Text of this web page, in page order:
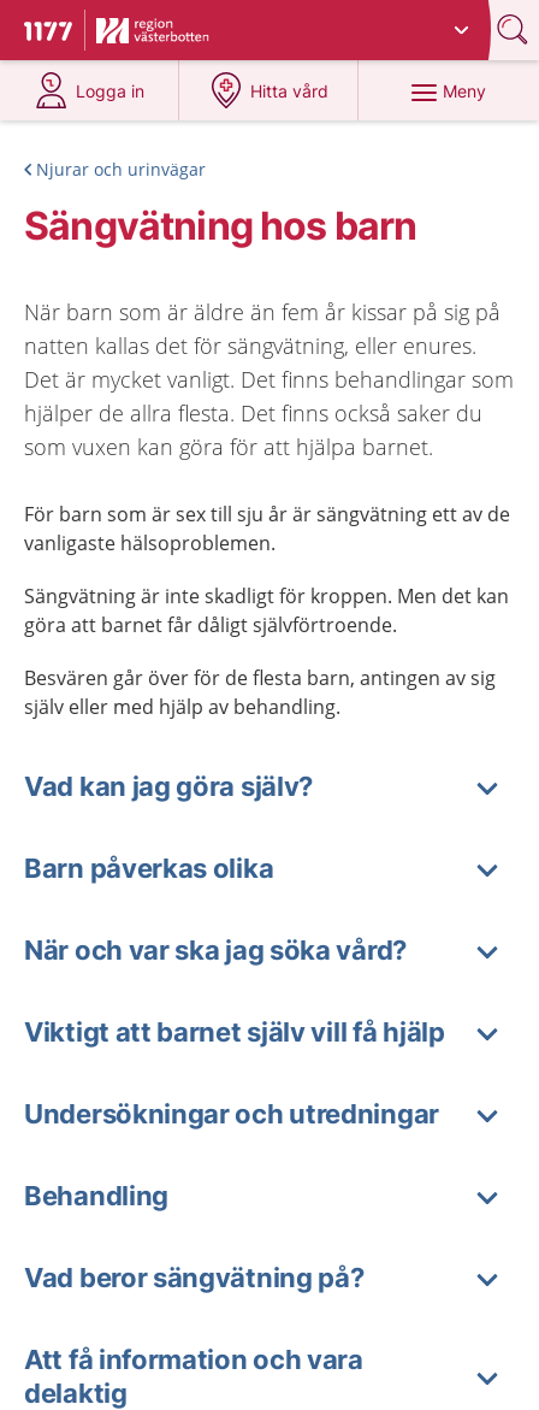
Till startsidan för 1177
Du har valt region
Logga in
på 1177.se
Hitta vård
på 1177.se
Meny
Njurar och urinvägar
Sängvätning hos barn
När barn som är äldre än fem år kissar på sig på
natten kallas det för sängvätning, eller enures.
Det är mycket vanligt. Det finns behandlingar som
hjälper de allra flesta. Det finns också saker du
som vuxen kan göra för att hjälpa barnet.
För barn som är sex till sju år är sängvätning ett av de
vanligaste hälsoproblemen.
Sängvätning är inte skadligt för kroppen. Men det kan
göra att barnet får dåligt självförtroende.
Besvären går över för de flesta barn, antingen av sig
själv eller med hjälp av behandling.
Vad kan jag göra själv?
Barn påverkas olika
När och var ska jag söka vård?
Viktigt att barnet själv vill få hjälp
Undersökningar och utredningar
Behandling
Vad beror sängvätning på?
Att få information och vara
delaktig